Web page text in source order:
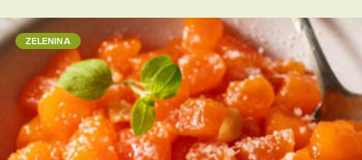
ZELENINA